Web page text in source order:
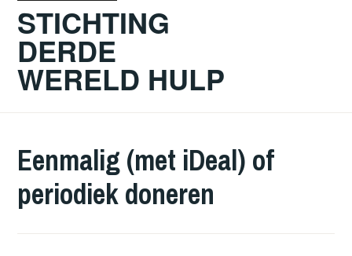
STICHTING
DERDE
WERELD HULP
Eenmalig (met iDeal) of
periodiek doneren